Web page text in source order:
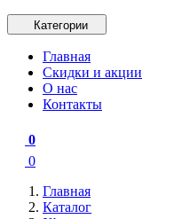
Категории
Главная
Скидки и акции
О нас
Контакты
0
0
Главная
Каталог